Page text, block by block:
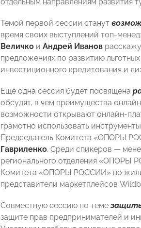
Темой первой сессии станут
время своих выступлений топ-
Величко и Андрей Иванов
предложениях по развитию
инвестиционного кредитования и
Еще одна сессия будет посвящена
обсудят, в чем преимущества
возможности открывают онлайн-
грамотно использовать
Председатель Комитета «ОПОРЫ
Гавриленко. Среди спикеров —
регионального отделения «ОПОРЫ
Комитета «ОПОРЫ РОССИИ» по
представители маркетплейсов
Совместную сессию по теме
защите прав предпринимателей и